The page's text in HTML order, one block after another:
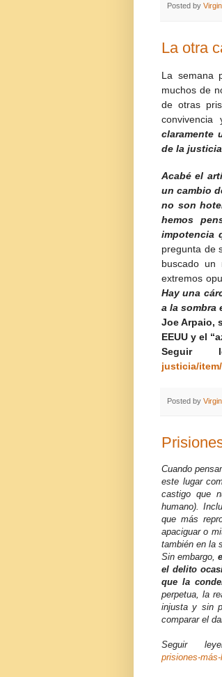
Posted by
La otra
La semana
muchos de
de otras
claramente
de la
Acabé el
un cambio
no son
hemos
impotencia
pregunta de
buscado un
extremos
Hay una
a la sombra
Joe Arpaio,
EEUU y el
Seguir
justicia/
Posted by
Cuando
este lugar
castigo que
humano).
que más
apaciguar o
también en la
Sin embargo,
el delito
que la
perpetua, la
injusta y sin
comparar el
Seguir
prisiones-